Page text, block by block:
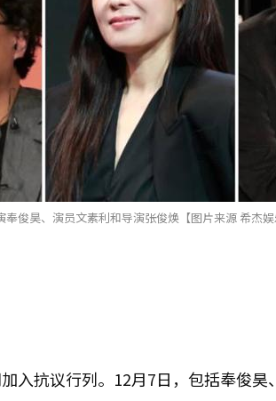
奉俊昊、演员文素利和导演张俊焕【图片来源 希杰娱
入抗议行列。12月7日，包括奉俊